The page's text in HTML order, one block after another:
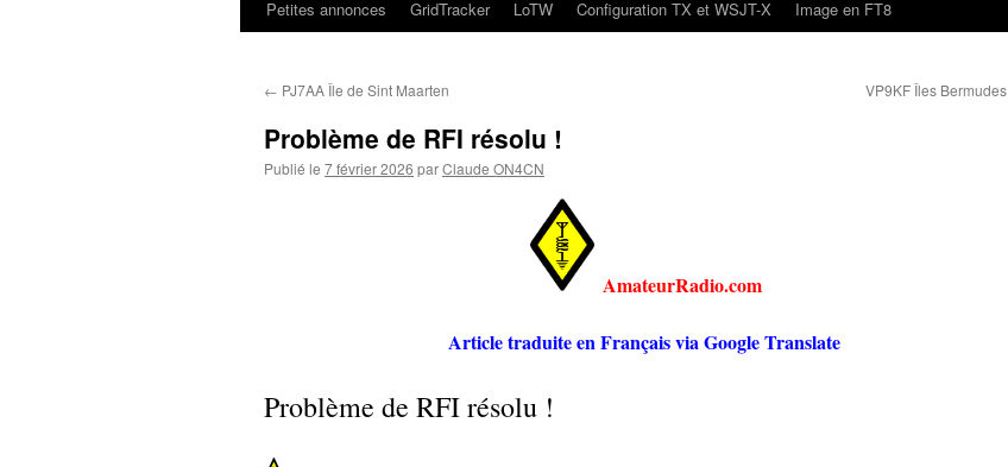
Petites annonces
GridTracker LoTW Configuration TX et WSJT-X Image en FT8
← PJ7AA Île de Sint Maarten VP9KF Îles Bermudes
Problème de RFI résolu !
Publié le 7 février 2026 parClaude ON4CN
AmateurRadio.com
Article traduite en Français via Google Translate
Problème de RFI résolu !